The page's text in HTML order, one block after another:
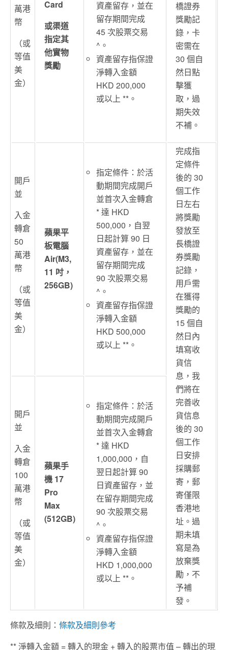
萬港
幣
（或
等值
美
金）
Card
或渠道
指定其
他實物
獎勵
資產留存，並在
留存期間完成
45 次股票交易
^。
資產留存指保證
淨轉入金額
HKD 200,000
或以上 **。
橋證券
獎勵記
錄，卡
密需在
30 個自
然日點
擊獲
取，過
期失效
不補。
開戶
並
入金
轉倉
50
萬港
幣
（或
等值
美
金）
蘋果平
板電腦
Air(M3,
11 吋，
256GB)
指定條件：於活
動期間完成開戶
並首次入金轉倉
* 達 HKD
500,000，自翌
日起計算 90 日
資產留存，並在
留存期間完成
90 次股票交易
^。
資產留存指保證
淨轉入金額
HKD 500,000
或以上 **。
完成指
定條件
後的 30
個工作
日左右
將獎勵
發放至
長橋證
券獎勵
記錄，
用戶需
在獲得
獎勵的
15 個自
然日內
填寫收
貨信
息，我
們將在
完善收
貨信息
後的 30
個工作
日安排
採購郵
寄，郵
寄僅限
香港地
址。過
期未填
寫是為
放棄獎
勵，不
予補
發。
開戶
並
入金
轉倉
100
萬港
幣
（或
等值
美
金）
蘋果手
機 17
Pro
Max
(512GB)
指定條件：於活
動期間完成開戶
並首次入金轉倉
* 達 HKD
1,000,000，自
翌日起計算 90
日資產留存，並
在留存期間完成
90 次股票交易
^。
資產留存指保證
淨轉入金額
HKD 1,000,000
或以上 **。
條款及細則： 條款及細則參考
** 淨轉入金額 = 轉入的現金 + 轉入的股票市值 – 轉出的現